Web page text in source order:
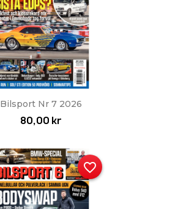
Bilsport Nr 7 2026
80,00 kr
favorite_border